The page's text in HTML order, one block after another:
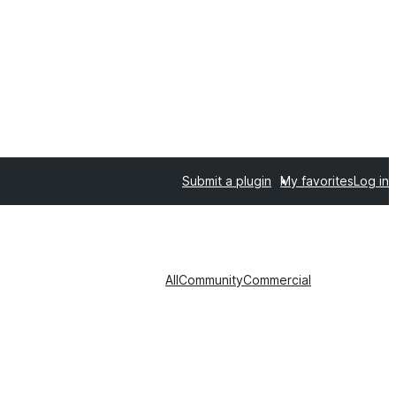
Submit a plugin My favoritesLog in
AllCommunityCommercial